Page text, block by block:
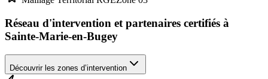
Réseau d'intervention et partenaires certifiés à
Sainte-Marie-en-Bugey
Découvrir les zones d’intervention